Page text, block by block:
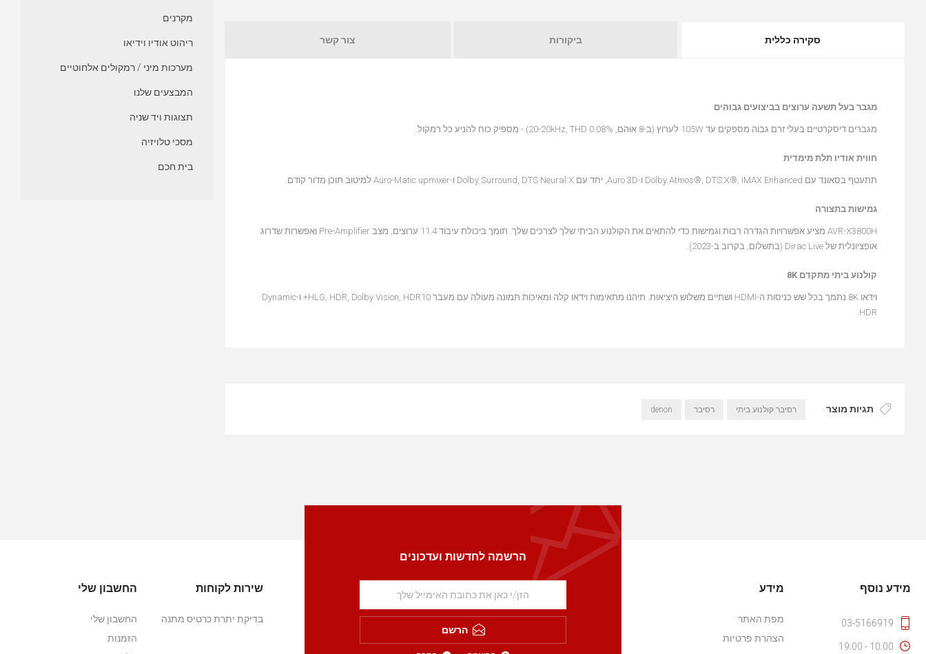
סקירה כללית ביקורות צור קשר
מגבר בעל תשעה ערוצים בביצועים גבוהים
מגברים דיסקרטיים בעלי זרם גבוה מספקים עד 105W לערוץ (ב-8 אוהם, 20-20kHz, THD 0.08%) - מספיק כוח להניע כל רמקול.
חווית אודיו תלת מימדית
תתעטף בסאונד עם Dolby Atmos®, DTS:X®, IMAX Enhanced ו-Auro 3D, יחד עם Dolby Surround, DTS Neural:X ו-Auro-Matic upmixer למיטוב תוכן מדור קודם.
גמישות בתצורה
AVR-X3800H מציע אפשרויות הגדרה רבות וגמישות כדי להתאים את הקולנוע הביתי שלך לצרכים שלך. תומך ביכולת עיבוד 11.4 ערוצים, מצב Pre-Amplifier ואפשרות שדרוג
אופציונלית של Dirac Live (בתשלום, בקרוב ב-2023).
קולנוע ביתי מתקדם 8K
וידאו 8K נתמך בכל שש כניסות ה-HDMI ושתיים משלוש היציאות. תיהנו מתאימות וידאו קלה ומאיכות תמונה מעולה עם מעבר HLG, HDR, Dolby Vision, HDR10+ ו-Dynamic
HDR.
תגיות מוצר רסיבר קולנוע ביתי רסיבר denon
מקרנים
ריהוט אודיו וידיאו
מערכות מיני / רמקולים אלחוטיים
המבצעים שלנו
תצוגות ויד שניה
מסכי טלויזיה
בית חכם
הרשמה לחדשות ועדכונים
הרשם
מידע נוסף
03-5166919
10:00 - 19:00
מידע
מפת האתר
הצהרת פרטיות
שירות לקוחות
בדיקת יתרת כרטיס מתנה
החשבון שלי
החשבון שלי
הזמנות